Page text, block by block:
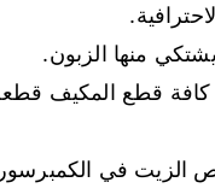
منها الزبون.
قطع المكيف
الزيت في الكمبرسور